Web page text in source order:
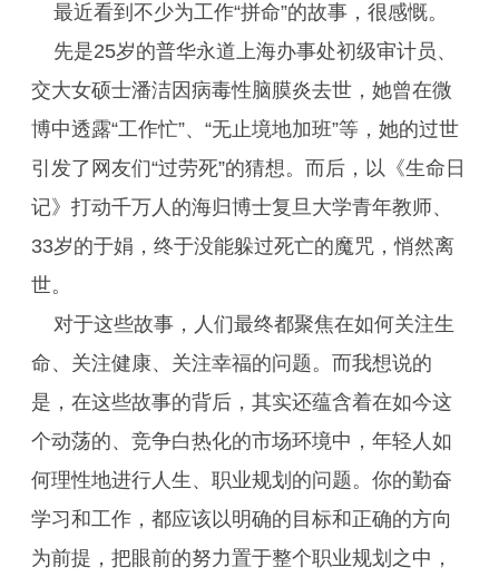
最近看到不少为工作“拼命”的故事，很感慨。
先是25岁的普华永道上海办事处初级审计员、
交大女硕士潘洁因病毒性脑膜炎去世，她曾在微
博中透露“工作忙”、“无止境地加班”等，她的过世
引发了网友们“过劳死”的猜想。而后，以《生命日
记》打动千万人的海归博士复旦大学青年教师、
33岁的于娟，终于没能躲过死亡的魔咒，悄然离
世。
对于这些故事，人们最终都聚焦在如何关注生
命、关注健康、关注幸福的问题。而我想说的
是，在这些故事的背后，其实还蕴含着在如今这
个动荡的、竞争白热化的市场环境中，年轻人如
何理性地进行人生、职业规划的问题。你的勤奋
学习和工作，都应该以明确的目标和正确的方向
为前提，把眼前的努力置于整个职业规划之中，